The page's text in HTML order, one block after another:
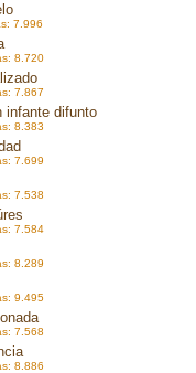
7.996
8.720
7.867
infante difunto
8.383
7.699
7.538
7.584
8.289
9.495
7.568
8.886